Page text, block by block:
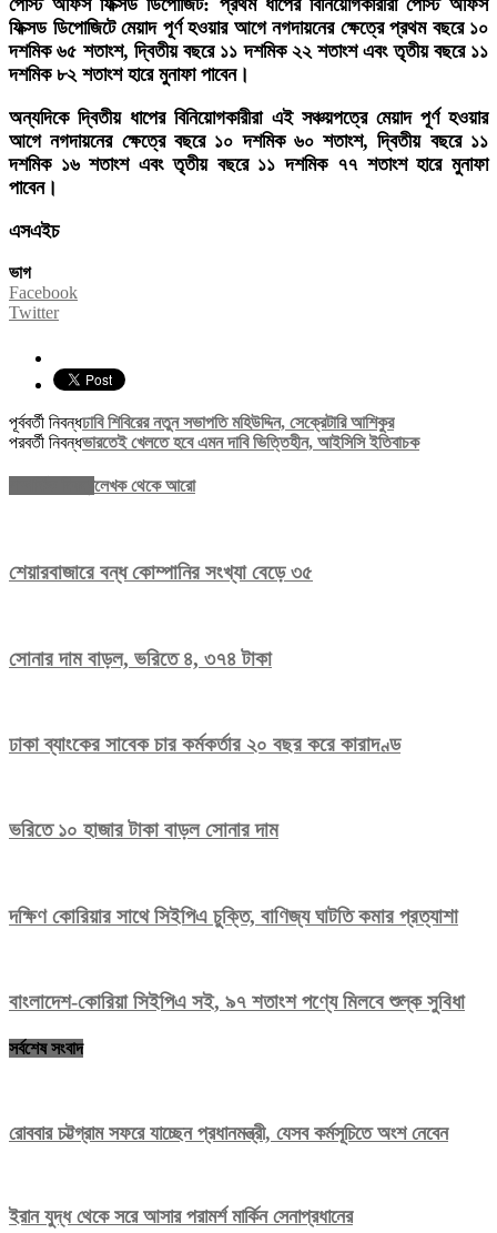
ফিক্সড ডিপোজিটে মেয়াদ পূর্ণ হওয়ার আগে নগদায়নের ক্ষেত্রে প্রথম বছরে ১০
দশমিক ৬৫ শতাংশ, দ্বিতীয় বছরে ১১ দশমিক ২২ শতাংশ এবং তৃতীয় বছরে ১১
দশমিক ৮২ শতাংশ হারে মুনাফা পাবেন।
অন্যদিকে দ্বিতীয় ধাপের বিনিয়োগকারীরা এই সঞ্চয়পত্রে মেয়াদ পূর্ণ হওয়ার
আগে নগদায়নের ক্ষেত্রে বছরে ১০ দশমিক ৬০ শতাংশ, দ্বিতীয় বছরে ১১
দশমিক ১৬ শতাংশ এবং তৃতীয় বছরে ১১ দশমিক ৭৭ শতাংশ হারে মুনাফা
পাবেন।
এসএইচ
ভাগ
Facebook
Twitter
পূর্ববর্তী নিবন্ধঢাবি শিবিরের নতুন সভাপতি মহিউদ্দিন, সেক্রেটারি আশিকুর
পরবর্তী নিবন্ধভারতেই খেলতে হবে এমন দাবি ভিত্তিহীন, আইসিসি ইতিবাচক
লেখক থেকে আরো
শেয়ারবাজারে বন্ধ কোম্পানির সংখ্যা বেড়ে ৩৫
সোনার দাম বাড়ল, ভরিতে ৪, ৩৭৪ টাকা
ঢাকা ব্যাংকের সাবেক চার কর্মকর্তার ২০ বছর করে কারাদণ্ড
ভরিতে ১০ হাজার টাকা বাড়ল সোনার দাম
দক্ষিণ কোরিয়ার সাথে সিইপিএ চুক্তি, বাণিজ্য ঘাটতি কমার প্রত্যাশা
বাংলাদেশ-কোরিয়া সিইপিএ সই, ৯৭ শতাংশ পণ্যে মিলবে শুল্ক সুবিধা
সর্বশেষ সংবাদ
রোববার চট্টগ্রাম সফরে যাচ্ছেন প্রধানমন্ত্রী, যেসব কর্মসূচিতে অংশ নেবেন
ইরান যুদ্ধ থেকে সরে আসার পরামর্শ মার্কিন সেনাপ্রধানের